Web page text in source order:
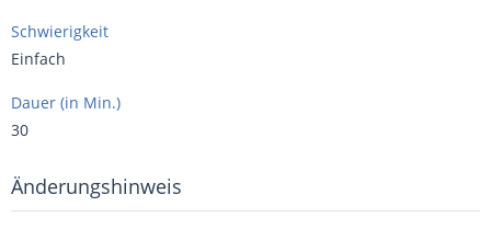
Schwierigkeit
Einfach
Dauer (in Min.)
30
Änderungshinweis